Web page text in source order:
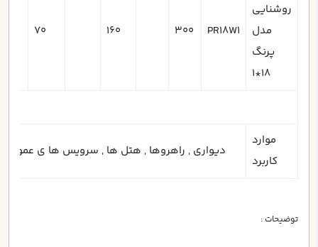
روشنایی
مدل
پرنگ
18*1
PR18W1
300
160
70
موارد
کاربرد
ديواري , راهروها , هتل ها , سرويس ها ي عمومي ,
توضیحات :